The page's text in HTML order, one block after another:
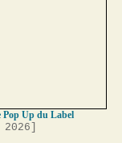
Pop Up du Label